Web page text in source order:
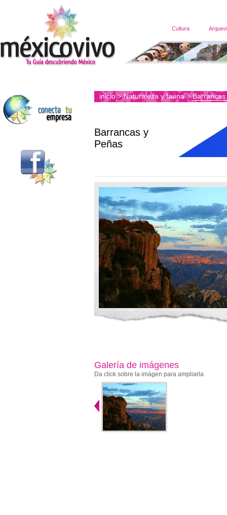
Cultura
inicio>Naturaleza y fauna>
Barrancas y
Peñas
Galería de imágenes
Da click sobre la imágen para ampliarla